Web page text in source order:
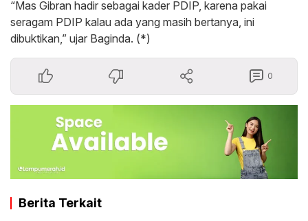
“Mas Gibran hadir sebagai kader PDIP, karena pakai
seragam PDIP kalau ada yang masih bertanya, ini
dibuktikan,” ujar Baginda. (*)
0
Berita Terkait